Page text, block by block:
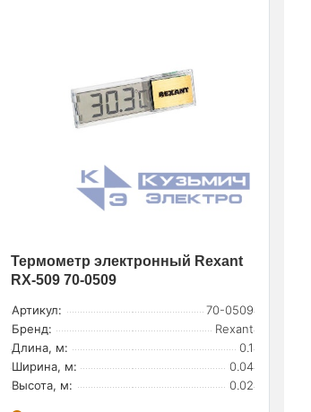
Термометр электронный Rexant
RX-509 70-0509
Артикул:
70-0509
Бренд:
Rexant
Длина, м:
0.1
Ширина, м:
0.04
Высота, м:
0.02